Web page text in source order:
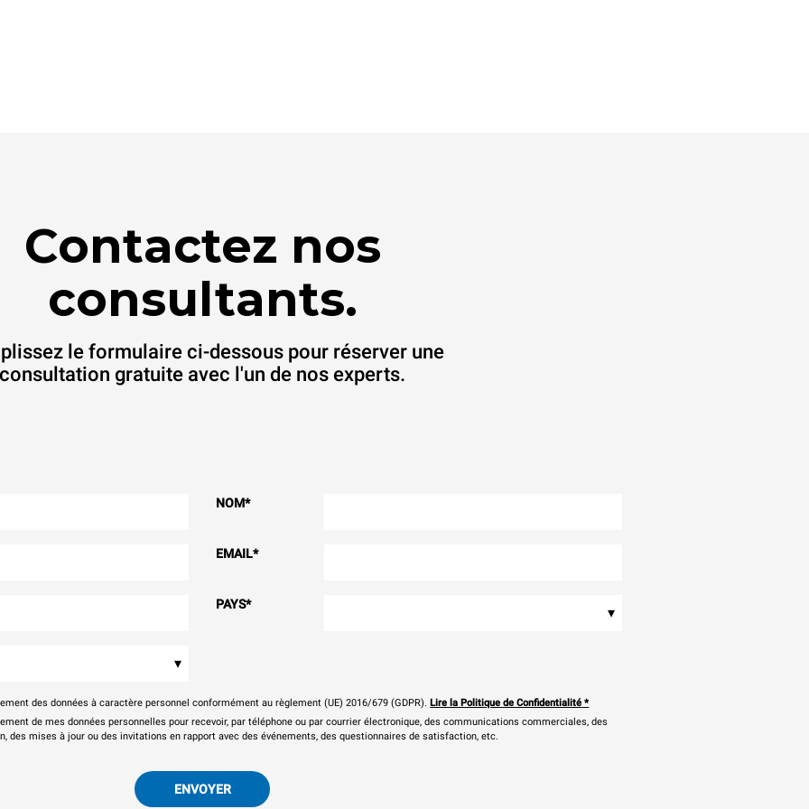
Contactez nos
consultants.
le formulaire ci-dessous pour réserver une
consultation gratuite avec l'un de nos experts.
NOM*
EMAIL*
PAYS* ▾
▾
des données à caractère personnel conformément au règlement (UE) 2016/679 (GDPR). Lire la Politique de Confidentialité *
de mes données personnelles pour recevoir, par téléphone ou par courrier électronique, des communications commerciales, des
des mises à jour ou des invitations en rapport avec des événements, des questionnaires de satisfaction, etc.
ENVOYER